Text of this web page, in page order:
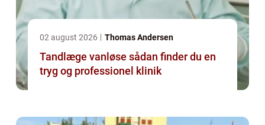
02 august 2026 Thomas Andersen
Tandlæge vanløse sådan finder du en
tryg og professionel klinik